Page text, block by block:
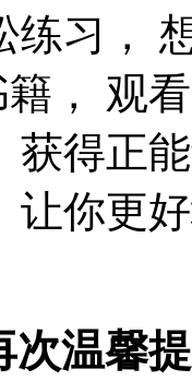
练习，
， 观
获得正
让你更
次温馨